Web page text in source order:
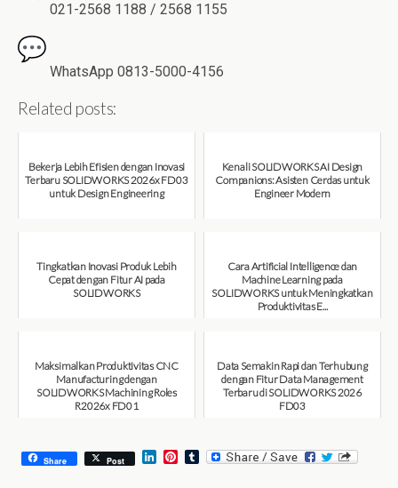
021-2568 1188 / 2568 1155
WhatsApp 0813-5000-4156
Related posts:
Bekerja Lebih Efisien dengan Inovasi
Terbaru SOLIDWORKS 2026x FD03
untuk Design Engineering
Kenali SOLIDWORKS AI Design
Companions: Asisten Cerdas untuk
Engineer Modern
Tingkatkan Inovasi Produk Lebih
Cepat dengan Fitur AI pada
SOLIDWORKS
Cara Artificial Intelligence dan
Machine Learning pada
SOLIDWORKS untuk Meningkatkan
Produktivitas E...
Maksimalkan Produktivitas CNC
Manufacturing dengan
SOLIDWORKS Machining Roles
R2026x FD01
Data Semakin Rapi dan Terhubung
dengan Fitur Data Management
Terbaru di SOLIDWORKS 2026
FD03
Share Post
L
P
T